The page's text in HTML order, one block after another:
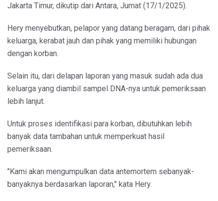
Jakarta Timur, dikutip dari Antara, Jumat (17/1/2025).
Hery menyebutkan, pelapor yang datang beragam, dari pihak
keluarga, kerabat jauh dan pihak yang memiliki hubungan
dengan korban.
Selain itu, dari delapan laporan yang masuk sudah ada dua
keluarga yang diambil sampel DNA-nya untuk pemeriksaan
lebih lanjut.
Untuk proses identifikasi para korban, dibutuhkan lebih
banyak data tambahan untuk memperkuat hasil
pemeriksaan.
"Kami akan mengumpulkan data antemortem sebanyak-
banyaknya berdasarkan laporan," kata Hery.